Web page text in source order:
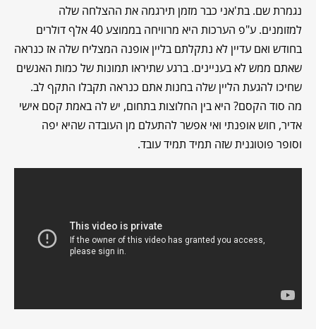
נגמרת שם. בת'אני כבר מזמן תירגמה את ההצלחה שלה
למזומנים. ע"פ הערכות היא מרוויחה בממוצע 40 אלף דולרים
בחודש ואם עדיין לא נתקלתם בליין אופנה המצליח שלה אז כנראה
שאתם ממש לא בעניינים. ברגע שתיראו תמונות של כמות האנשים
שחיכו להגעת הליין שלה בחנות אתם כנראה תקבלו התקף לב.
מה סוד הקסם? היא בין החלוצות בתחום, יש לה באמת קסם אישי
אדיר, חוש אופנתי ואי אפשר להתעלם מן העובדה שהיא יפה
וסופר פוטוגנית שזה תמיד תמיד עובד.